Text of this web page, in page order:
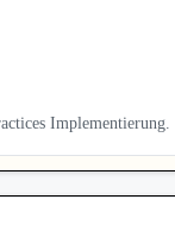
Implementierung.